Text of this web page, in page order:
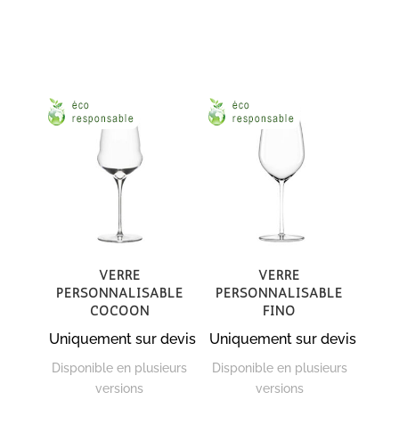
Verre
personnalisable
Cocoon
Uniquement sur devis
Disponible en plusieurs
versions
Verre
personnalisable
Fino
Uniquement sur devis
Disponible en plusieurs
versions